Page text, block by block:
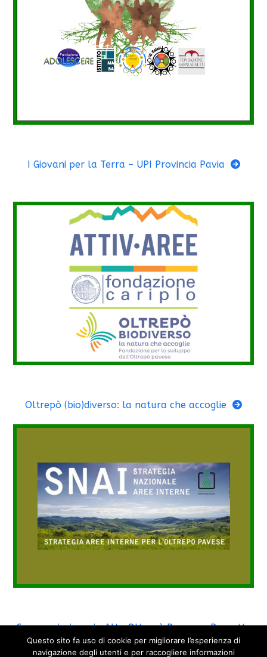
I Giovani per la Terra – UPI Provincia Pavia
Oltrepò (bio)diverso: la natura che accoglie
Crescere insieme in Alto Oltrepò Pavese – Progetto
SNAI
Questo sito fa uso di cookie per migliorare l’esperienza di
navigazione degli utenti e per raccogliere informazioni